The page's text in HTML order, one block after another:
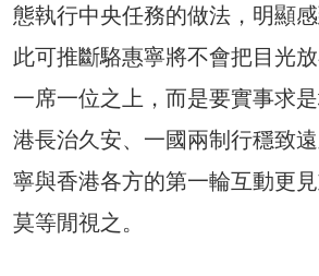
態執行中央任務的做法，明顯
此可推斷駱惠寧將不會把目光
一席一位之上，而是要實事求
港長治久安、一國兩制行穩致
寧與香港各方的第一輪互動更
莫等閒視之。